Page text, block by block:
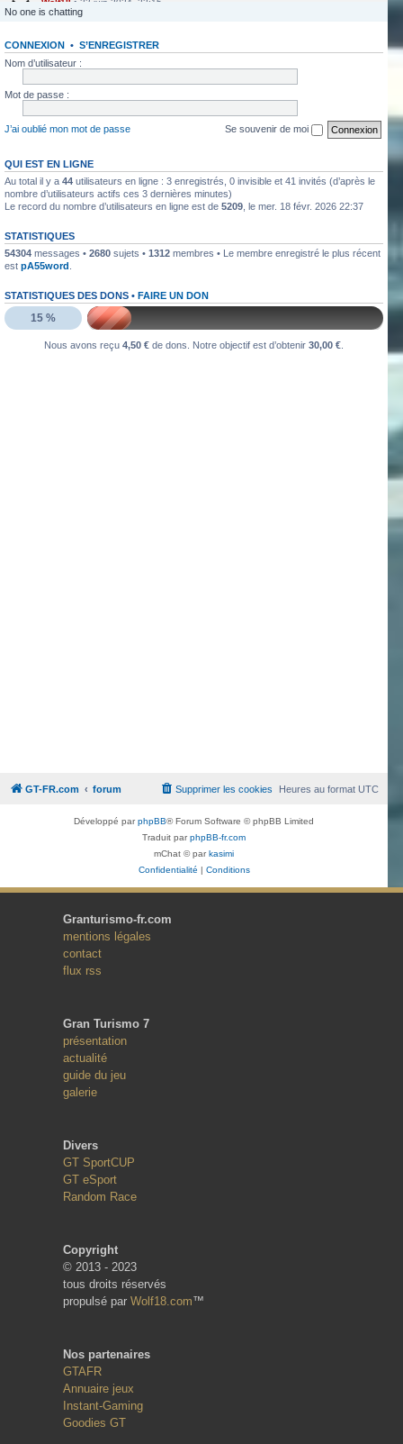
Wolf18 • 23 juin 2024, 22:15
Le site a l'air de nouveau actif
labbethoven• 22 mars 2024, 16:12
Salut Jero, merci de ta réponse je vais faire ça
Bethoven tu peux te présenter et créer un topic pour ton sujet, il se
verra plus facilement que dans le chat
labbethoven•18 mars 2024, 18:32
Hello, des fans d'Alsace Village ? C'est quoi votre record avec une
550PP à peu près ?
No one is chatting
CONNEXION • S’ENREGISTRER
Nom d’utilisateur :
Mot de passe :
J’ai oublié mon mot de passe Se souvenir de moi
QUI EST EN LIGNE
Au total il y a 44 utilisateurs en ligne : 3 enregistrés, 0 invisible et 41 invités (d’après le
nombre d’utilisateurs actifs ces 3 dernières minutes)
Le record du nombre d’utilisateurs en ligne est de 5209 , le mer. 18 févr. 2026 22:37
STATISTIQUES
54304 messages • 2680 sujets • 1312 membres • Le membre enregistré le plus récent
est pA55word
STATISTIQUES DES DONS • FAIRE UN DON
15 %
Nous avons reçu4,50 € de dons. Notre objectif est d’obtenir30,00 €
GT-FR.com forum Heures au formatUTC
Supprimer les cookies
Développé parphpBB® Forum Software © phpBB Limited
Traduit parphpBB-fr.com
mChat © parkasimi
Confidentialité | Conditions
Granturismo-fr.com
mentions légales
contact
flux rss
Gran Turismo 7
présentation
actualité
guide du jeu
galerie
Divers
GT SportCUP
GT eSport
Random Race
Copyright
© 2013 - 2023
tous droits réservés
propulsé par Wolf18.com™
Nos partenaires
GTAFR
Annuaire jeux
Instant-Gaming
Goodies GT